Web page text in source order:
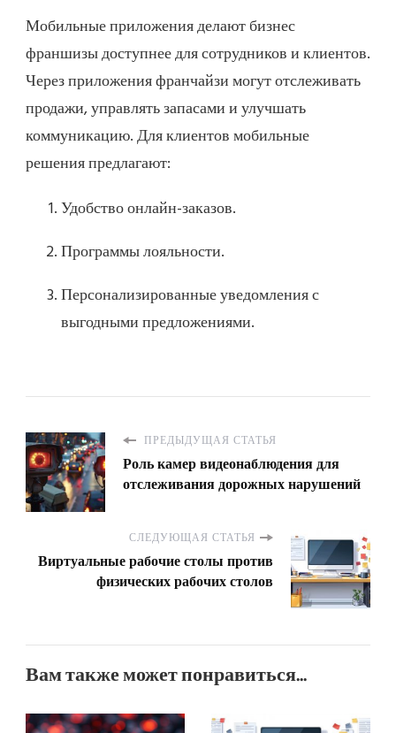
Мобильные приложения делают бизнес
франшизы доступнее для сотрудников и клиентов.
Через приложения франчайзи могут отслеживать
продажи, управлять запасами и улучшать
коммуникацию. Для клиентов мобильные
решения предлагают:
Удобство онлайн-заказов.
Программы лояльности.
Персонализированные уведомления с
выгодными предложениями.
ПРЕДЫДУЩАЯ СТАТЬЯ
Роль камер видеонаблюдения для
отслеживания дорожных нарушений
СЛЕДУЮЩАЯ СТАТЬЯ
Виртуальные рабочие столы против
физических рабочих столов
Вам также может понравиться...